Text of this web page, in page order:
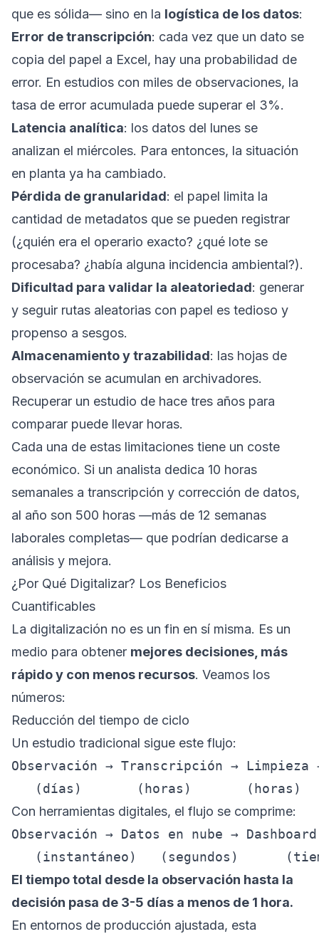
que es sólida— sino en la logística de los datos:
Error de transcripción: cada vez que un dato se
copia del papel a Excel, hay una probabilidad de
error. En estudios con miles de observaciones, la
tasa de error acumulada puede superar el 3%.
Latencia analítica: los datos del lunes se
analizan el miércoles. Para entonces, la situación
en planta ya ha cambiado.
Pérdida de granularidad: el papel limita la
cantidad de metadatos que se pueden registrar
(¿quién era el operario exacto? ¿qué lote se
procesaba? ¿había alguna incidencia ambiental?).
Dificultad para validar la aleatoriedad: generar
y seguir rutas aleatorias con papel es tedioso y
propenso a sesgos.
Almacenamiento y trazabilidad: las hojas de
observación se acumulan en archivadores.
Recuperar un estudio de hace tres años para
comparar puede llevar horas.
Cada una de estas limitaciones tiene un coste
económico. Si un analista dedica 10 horas
semanales a transcripción y corrección de datos,
al año son 500 horas —más de 12 semanas
laborales completas— que podrían dedicarse a
análisis y mejora.
¿Por Qué Digitalizar? Los Beneficios
Cuantificables
La digitalización no es un fin en sí misma. Es un
medio para obtener mejores decisiones, más
rápido y con menos recursos. Veamos los
números:
Reducción del tiempo de ciclo
Un estudio tradicional sigue este flujo:
Observación → Transcripción →
Con herramientas digitales, el flujo se comprime:
Observación → Datos en nube →
El tiempo total desde la observación hasta la
decisión pasa de 3-5 días a menos de 1 hora.
En entornos de producción ajustada, esta